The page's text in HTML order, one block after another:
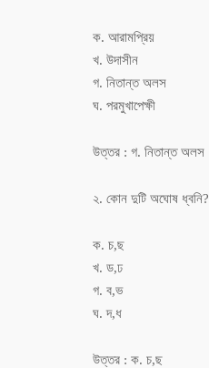
ক. আরামপ্রিয়
খ. উদাসীন
গ. নিতান্ত অলস
ঘ. পরমুখাপেক্ষী
উত্তর : গ. নিতান্ত অলস
২. কোন দুটি অঘোষ ধ্বনি?
ক. চ,ছ
খ. ড,ঢ
গ. ব,ভ
ঘ. দ,ধ
উত্তর : ক. চ,ছ